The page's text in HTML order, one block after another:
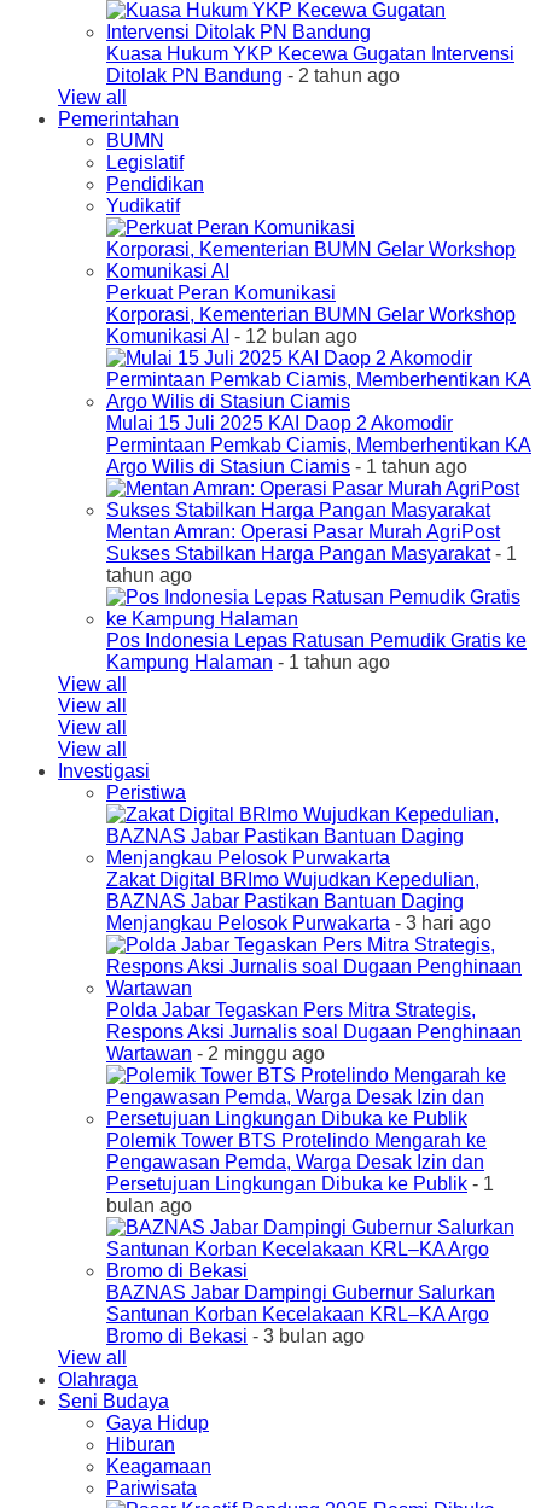
Kuasa Hukum YKP Kecewa Gugatan Intervensi
Ditolak PN Bandung - 2 tahun ago
View all
Pemerintahan
BUMN
Legislatif
Pendidikan
Yudikatif
Perkuat Peran Komunikasi
Korporasi, Kementerian BUMN Gelar Workshop
Komunikasi AI - 12 bulan ago
Mulai 15 Juli 2025 KAI Daop 2 Akomodir
Permintaan Pemkab Ciamis, Memberhentikan KA
Argo Wilis di Stasiun Ciamis - 1 tahun ago
Mentan Amran: Operasi Pasar Murah AgriPost
Sukses Stabilkan Harga Pangan Masyarakat- 1
tahun ago
Pos Indonesia Lepas Ratusan Pemudik Gratis ke
Kampung Halaman - 1 tahun ago
View all
View all
View all
View all
Investigasi
Peristiwa
Zakat Digital BRImo Wujudkan Kepedulian,
BAZNAS Jabar Pastikan Bantuan Daging
Menjangkau Pelosok Purwakarta - 3 hari ago
Polda Jabar Tegaskan Pers Mitra Strategis,
Respons Aksi Jurnalis soal Dugaan Penghinaan
Wartawan - 2 minggu ago
Polemik Tower BTS Protelindo Mengarah ke
Pengawasan Pemda, Warga Desak Izin dan
Persetujuan Lingkungan Dibuka ke Publik - 1
bulan ago
BAZNAS Jabar Dampingi Gubernur Salurkan
Santunan Korban Kecelakaan KRL–KA Argo
Bromo di Bekasi - 3 bulan ago
View all
Olahraga
Seni Budaya
Gaya Hidup
Hiburan
Keagamaan
Pariwisata